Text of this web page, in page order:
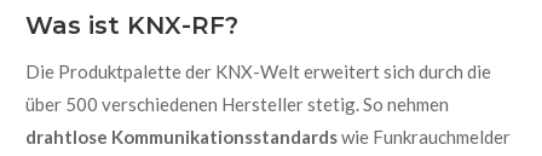
Was ist KNX-RF?
Die Produktpalette der KNX-Welt erweitert sich durch die
über 500 verschiedenen Hersteller stetig. So nehmen
drahtlose Kommunikationsstandardswie Funkrauchmelder